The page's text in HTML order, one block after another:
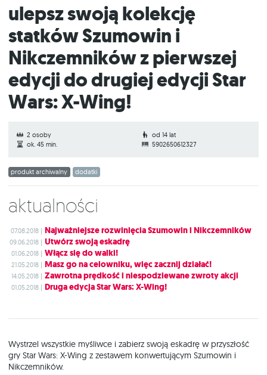
Ulepsz swoją kolekcję
statków Szumowin i
Nikczemników z pierwszej
edycji do drugiej edycji Star
Wars: X-Wing!
2 osoby
od 14 lat
ok. 45 min.
5902650612327
produkt archiwalny dodatki
Aktualności
07.08.2018 | Najważniejsze rozwinięcia Szumowin i Nikczemników
09.06.2018 | Utwórz swoją eskadrę
01.06.2018 | Włącz się do walki!
21.05.2018 | Masz go na celowniku, więc zacznij działać!
14.05.2018 | Zawrotna prędkość i niespodziewane zwroty akcji
01.05.2018 | Druga edycja Star Wars: X-Wing!
Wystrzel wszystkie myśliwce i zabierz swoją eskadrę w przyszłość
gry Star Wars: X-Wing z zestawem konwertującym Szumowin i
Nikczemników.